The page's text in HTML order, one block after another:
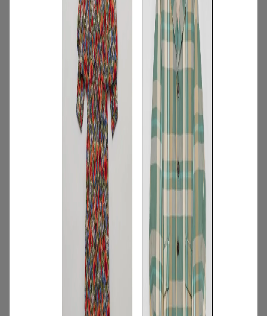
【甘シャツ・ブラウス100選】大人可愛い
夏コーデにおすすめ！映えトップスを厳
選
2026.07.16